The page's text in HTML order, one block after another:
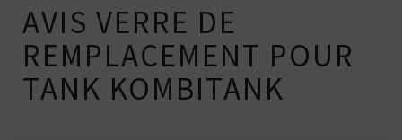
AVIS VERRE DE
REMPLACEMENT POUR
TANK KOMBITANK